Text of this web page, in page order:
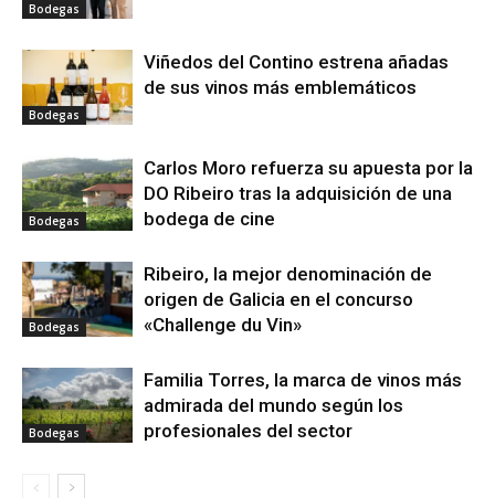
Bodegas
Bodegas
Viñedos del Contino estrena añadas
de sus vinos más emblemáticos
Bodegas
Carlos Moro refuerza su apuesta por la
DO Ribeiro tras la adquisición de una
bodega de cine
Bodegas
Ribeiro, la mejor denominación de
origen de Galicia en el concurso
«Challenge du Vin»
Bodegas
Familia Torres, la marca de vinos más
admirada del mundo según los
profesionales del sector